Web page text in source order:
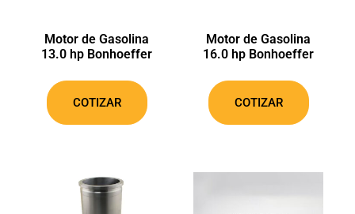
Motor de Gasolina
13.0 hp Bonhoeffer
COTIZAR
Motor de Gasolina
16.0 hp Bonhoeffer
COTIZAR